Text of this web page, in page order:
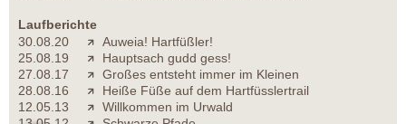
Laufberichte
30.08.20
Auweia! Hartfüßler!
25.08.19
Hauptsach gudd gess!
27.08.17
Großes entsteht immer im Kleinen
28.08.16
Heiße Füße auf dem Hartfüsslertrail
12.05.13
Willkommen im Urwald